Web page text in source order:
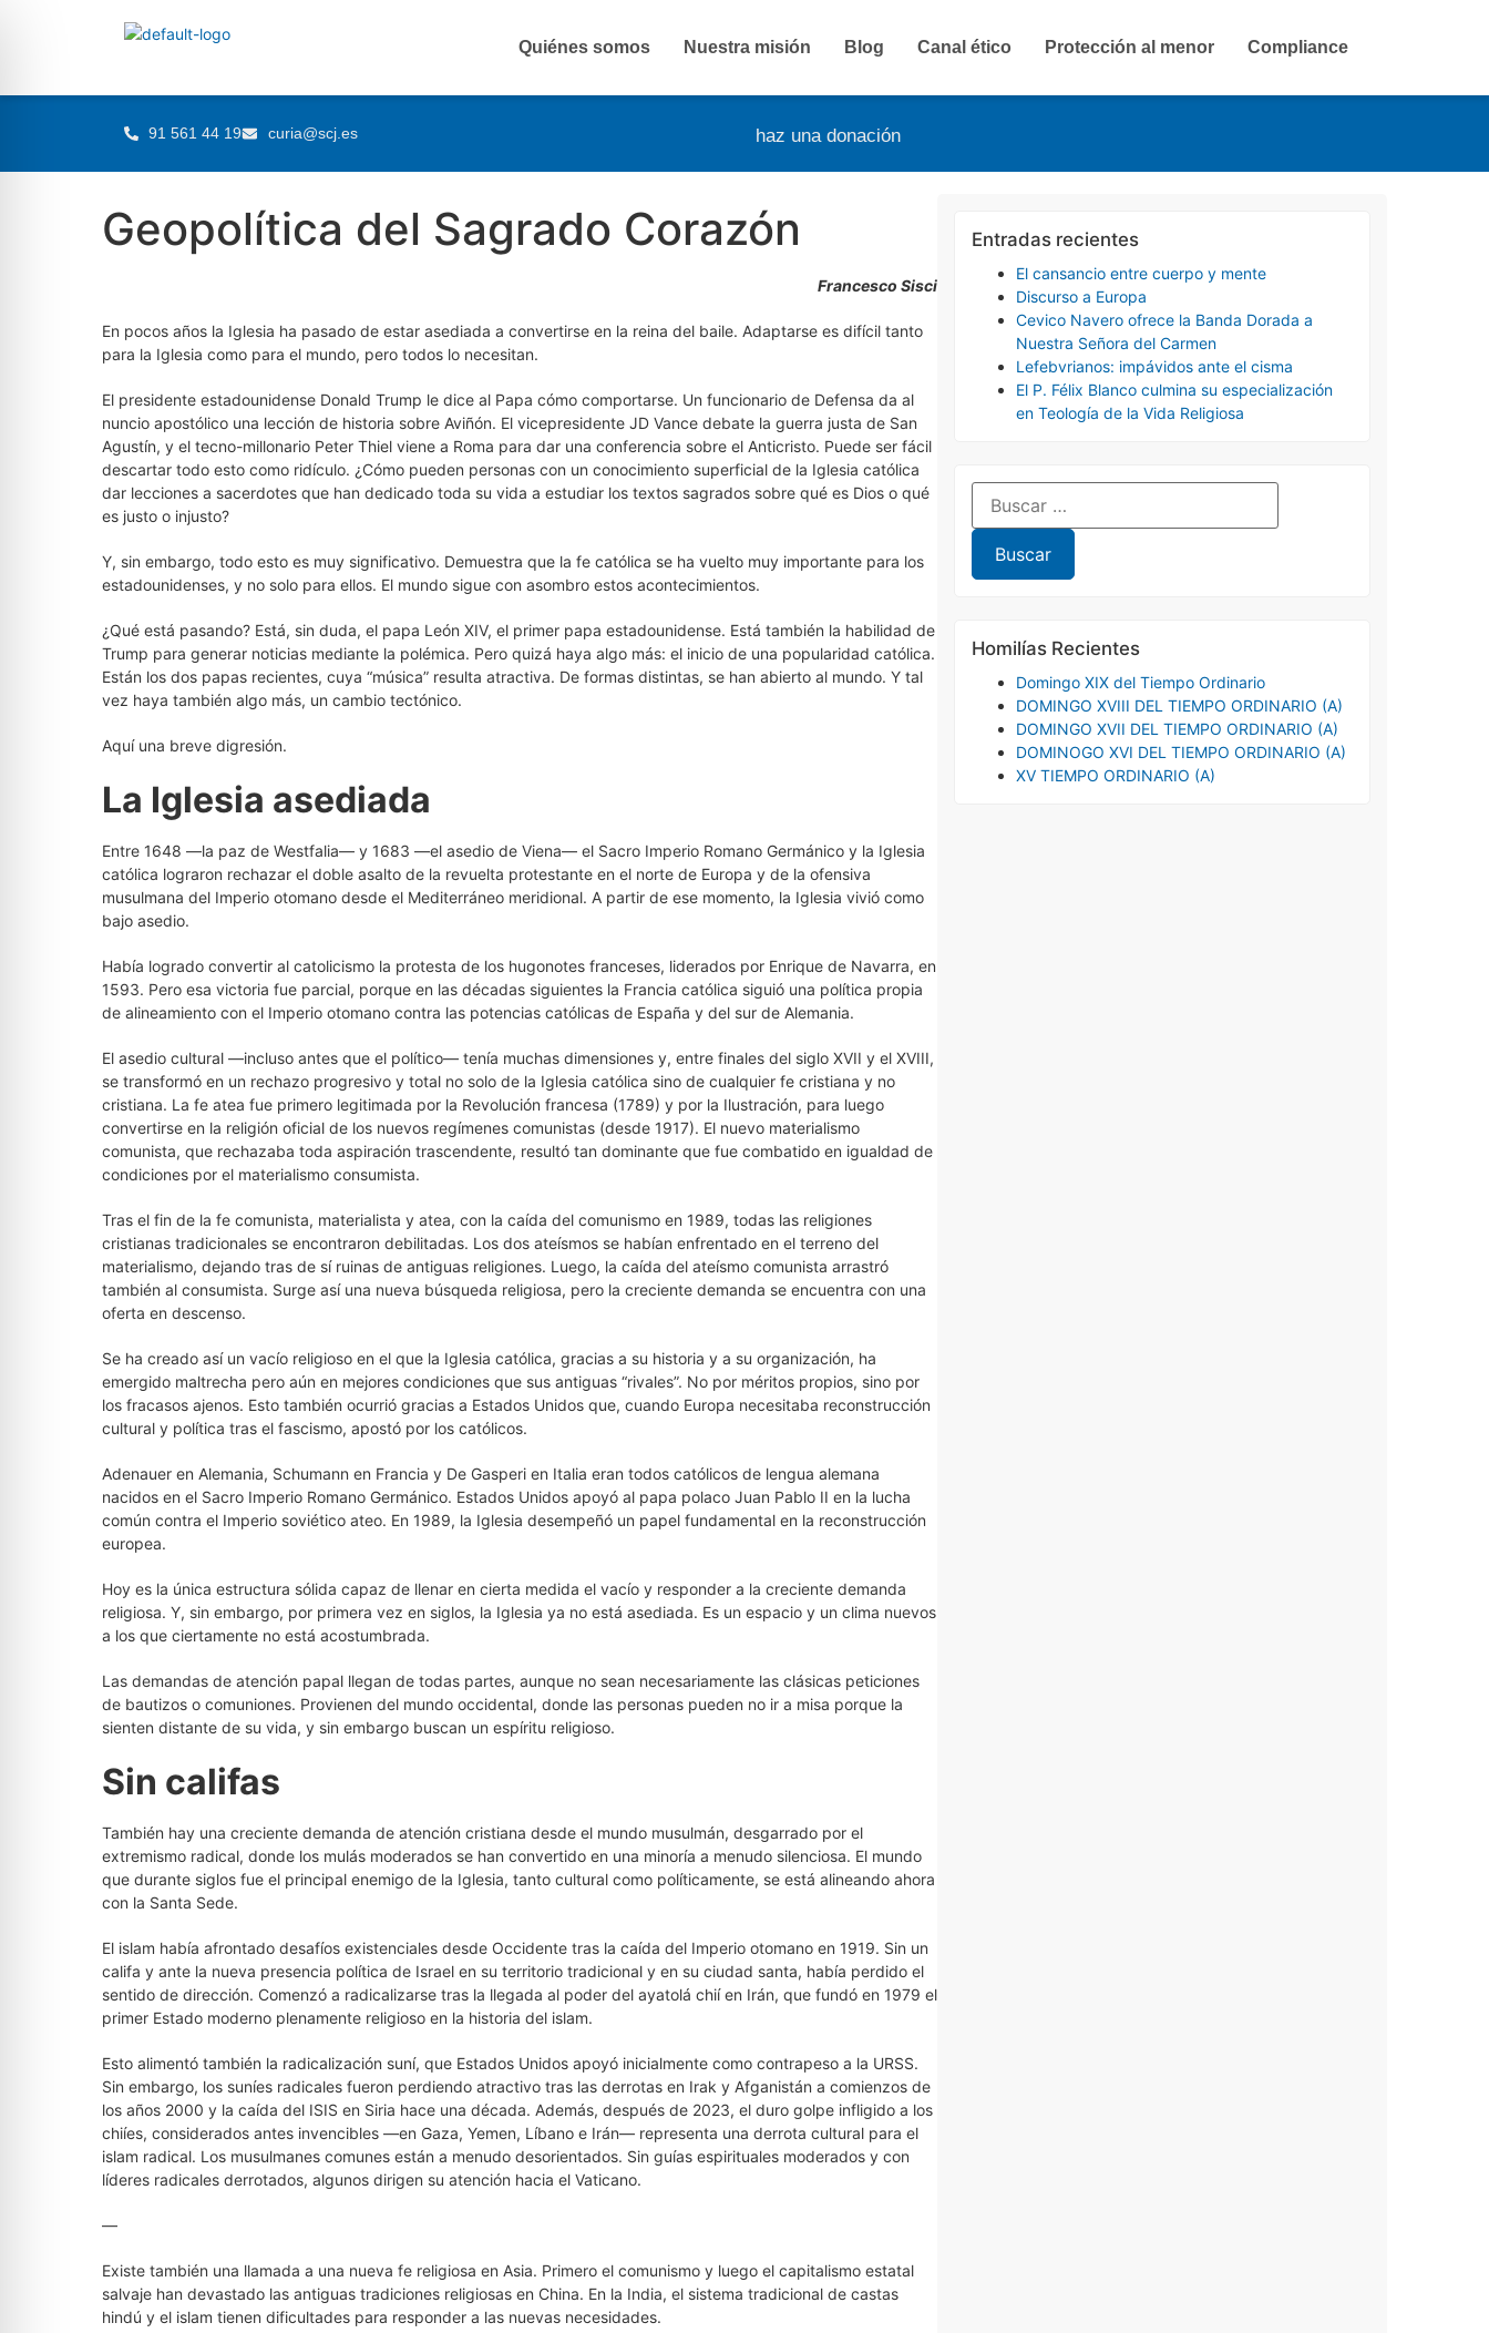
91 561 44 19 curia@scj.es haz una donación
Quiénes somos Nuestra misión Blog Canal ético Protección al menor Compliance
Geopolítica del Sagrado Corazón
Francesco Sisci
En pocos años la Iglesia ha pasado de estar asediada a convertirse en la reina del baile. Adaptarse es difícil tanto
para la Iglesia como para el mundo, pero todos lo necesitan.
El presidente estadounidense Donald Trump le dice al Papa cómo comportarse. Un funcionario de Defensa da al
nuncio apostólico una lección de historia sobre Aviñón. El vicepresidente JD Vance debate la guerra justa de San
Agustín, y el tecno-millonario Peter Thiel viene a Roma para dar una conferencia sobre el Anticristo. Puede ser fácil
descartar todo esto como ridículo. ¿Cómo pueden personas con un conocimiento superficial de la Iglesia católica
dar lecciones a sacerdotes que han dedicado toda su vida a estudiar los textos sagrados sobre qué es Dios o qué
es justo o injusto?
Y, sin embargo, todo esto es muy significativo. Demuestra que la fe católica se ha vuelto muy importante para los
estadounidenses, y no solo para ellos. El mundo sigue con asombro estos acontecimientos.
¿Qué está pasando? Está, sin duda, el papa León XIV, el primer papa estadounidense. Está también la habilidad de
Trump para generar noticias mediante la polémica. Pero quizá haya algo más: el inicio de una popularidad católica.
Están los dos papas recientes, cuya “música” resulta atractiva. De formas distintas, se han abierto al mundo. Y tal
vez haya también algo más, un cambio tectónico.
Aquí una breve digresión.
La Iglesia asediada
Entre 1648 —la paz de Westfalia— y 1683 —el asedio de Viena— el Sacro Imperio Romano Germánico y la Iglesia
católica lograron rechazar el doble asalto de la revuelta protestante en el norte de Europa y de la ofensiva
musulmana del Imperio otomano desde el Mediterráneo meridional. A partir de ese momento, la Iglesia vivió como
bajo asedio.
Había logrado convertir al catolicismo la protesta de los hugonotes franceses, liderados por Enrique de Navarra, en
1593. Pero esa victoria fue parcial, porque en las décadas siguientes la Francia católica siguió una política propia
de alineamiento con el Imperio otomano contra las potencias católicas de España y del sur de Alemania.
El asedio cultural —incluso antes que el político— tenía muchas dimensiones y, entre finales del siglo XVII y el XVIII,
se transformó en un rechazo progresivo y total no solo de la Iglesia católica sino de cualquier fe cristiana y no
cristiana. La fe atea fue primero legitimada por la Revolución francesa (1789) y por la Ilustración, para luego
convertirse en la religión oficial de los nuevos regímenes comunistas (desde 1917). El nuevo materialismo
comunista, que rechazaba toda aspiración trascendente, resultó tan dominante que fue combatido en igualdad de
condiciones por el materialismo consumista.
Tras el fin de la fe comunista, materialista y atea, con la caída del comunismo en 1989, todas las religiones
cristianas tradicionales se encontraron debilitadas. Los dos ateísmos se habían enfrentado en el terreno del
materialismo, dejando tras de sí ruinas de antiguas religiones. Luego, la caída del ateísmo comunista arrastró
también al consumista. Surge así una nueva búsqueda religiosa, pero la creciente demanda se encuentra con una
oferta en descenso.
Se ha creado así un vacío religioso en el que la Iglesia católica, gracias a su historia y a su organización, ha
emergido maltrecha pero aún en mejores condiciones que sus antiguas “rivales”. No por méritos propios, sino por
los fracasos ajenos. Esto también ocurrió gracias a Estados Unidos que, cuando Europa necesitaba reconstrucción
cultural y política tras el fascismo, apostó por los católicos.
Adenauer en Alemania, Schumann en Francia y De Gasperi en Italia eran todos católicos de lengua alemana
nacidos en el Sacro Imperio Romano Germánico. Estados Unidos apoyó al papa polaco Juan Pablo II en la lucha
común contra el Imperio soviético ateo. En 1989, la Iglesia desempeñó un papel fundamental en la reconstrucción
europea.
Hoy es la única estructura sólida capaz de llenar en cierta medida el vacío y responder a la creciente demanda
religiosa. Y, sin embargo, por primera vez en siglos, la Iglesia ya no está asediada. Es un espacio y un clima nuevos
a los que ciertamente no está acostumbrada.
Las demandas de atención papal llegan de todas partes, aunque no sean necesariamente las clásicas peticiones
de bautizos o comuniones. Provienen del mundo occidental, donde las personas pueden no ir a misa porque la
sienten distante de su vida, y sin embargo buscan un espíritu religioso.
Sin califas
También hay una creciente demanda de atención cristiana desde el mundo musulmán, desgarrado por el
extremismo radical, donde los mulás moderados se han convertido en una minoría a menudo silenciosa. El mundo
que durante siglos fue el principal enemigo de la Iglesia, tanto cultural como políticamente, se está alineando ahora
con la Santa Sede.
El islam había afrontado desafíos existenciales desde Occidente tras la caída del Imperio otomano en 1919. Sin un
califa y ante la nueva presencia política de Israel en su territorio tradicional y en su ciudad santa, había perdido el
sentido de dirección. Comenzó a radicalizarse tras la llegada al poder del ayatolá chií en Irán, que fundó en 1979 el
primer Estado moderno plenamente religioso en la historia del islam.
Esto alimentó también la radicalización suní, que Estados Unidos apoyó inicialmente como contrapeso a la URSS.
Sin embargo, los suníes radicales fueron perdiendo atractivo tras las derrotas en Irak y Afganistán a comienzos de
los años 2000 y la caída del ISIS en Siria hace una década. Además, después de 2023, el duro golpe infligido a los
chiíes, considerados antes invencibles —en Gaza, Yemen, Líbano e Irán— representa una derrota cultural para el
islam radical. Los musulmanes comunes están a menudo desorientados. Sin guías espirituales moderados y con
líderes radicales derrotados, algunos dirigen su atención hacia el Vaticano.
—
Existe también una llamada a una nueva fe religiosa en Asia. Primero el comunismo y luego el capitalismo estatal
salvaje han devastado las antiguas tradiciones religiosas en China. En la India, el sistema tradicional de castas
hindú y el islam tienen dificultades para responder a las nuevas necesidades.
Entradas recientes
El cansancio entre cuerpo y mente
Discurso a Europa
Cevico Navero ofrece la Banda Dorada a
Nuestra Señora del Carmen
Lefebvrianos: impávidos ante el cisma
El P. Félix Blanco culmina su especialización
en Teología de la Vida Religiosa
Homilías Recientes
Domingo XIX del Tiempo Ordinario
DOMINGO XVIII DEL TIEMPO ORDINARIO (A)
DOMINGO XVII DEL TIEMPO ORDINARIO (A)
DOMINOGO XVI DEL TIEMPO ORDINARIO (A)
XV TIEMPO ORDINARIO (A)